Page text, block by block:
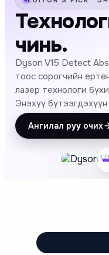
чинь.
Dyson V15 Detect
тоос сорогчийн
лазер технологи
Энэхүү
Ангилал руу очих